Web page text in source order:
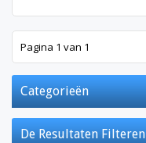
Pagina 1 van 1
Categorieën
De Resultaten Filteren